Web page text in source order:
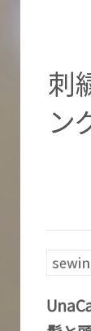
刺
ン